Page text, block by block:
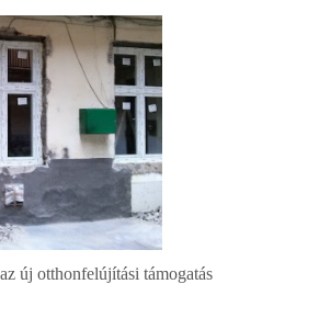
új otthonfelújítási támogatás